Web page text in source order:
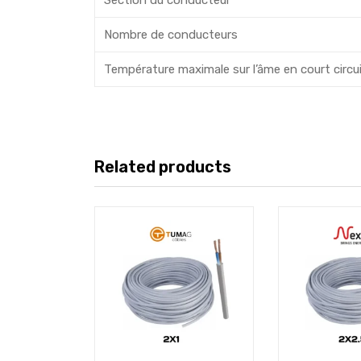
Nombre de conducteurs
Température maximale sur l’âme en court
Related products